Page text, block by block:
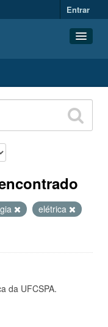
Entrar
elétrica
da UFCSPA.